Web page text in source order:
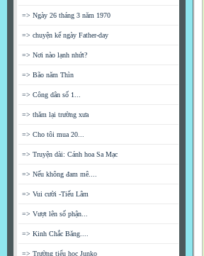
=> Ngày 26 tháng 3 năm 1970
=> chuyện kể ngày Father-day
=> Nơi nào lạnh nhứt?
=> Bão năm Thìn
=> Công dân số 1...
=> thăm lại trường xưa
=> Cho tôi mua 20...
=> Truyện dài: Cánh hoa Sa Mạc
=> Nếu không đam mê....
=> Vui cười -Tiếu Lâm
=> Vượt lên số phận...
=> Kinh Chắc Băng....
=> Trường tiểu học Junko